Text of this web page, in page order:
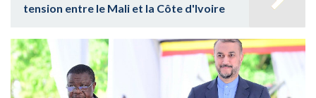
tension entre le Mali et la Côte d'Ivoire